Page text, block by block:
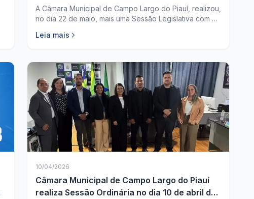
de maio
A Câmara Municipal de Campo Largo do Piauí, realizou,
no dia 22 de maio, mais uma Sessão Legislativa com a
compromisso do Poder Legislativo com os debates,
Leia mais
10/04/2026
Câmara Municipal de Campo Largo do Piauí
realiza Sessão Ordinária no dia 10 de abril de